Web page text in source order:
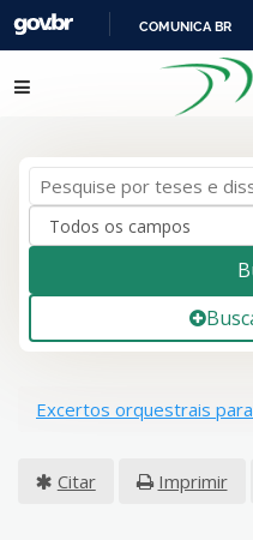
COMUNICA BR
Pular para o conteúdo
Excertos orquestrais para
Citar Imprimir